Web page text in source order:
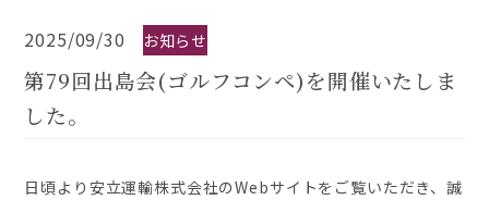
2025/09/30 お知らせ
第79回出島会(ゴルフコンペ)を開催いたしま
した。
日頃より安立運輸株式会社のWebサイトをご覧いただき、誠